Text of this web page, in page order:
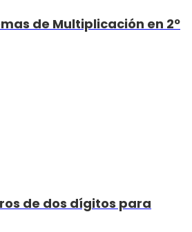
de Multiplicación en 2º
de dos dígitos para